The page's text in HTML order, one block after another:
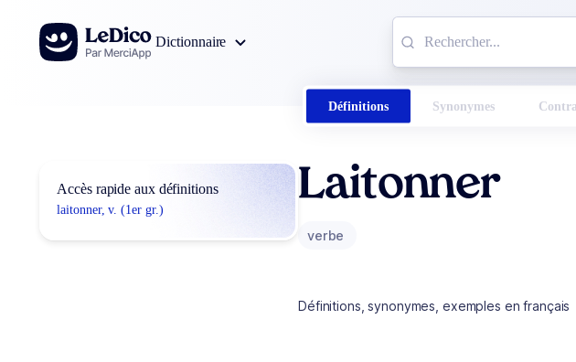
Aller au contenu
Dictionnaire
Définitions Synonymes
Accès rapide aux définitions
laitonner, v. (1er gr.)
Laitonner
verbe
Définitions, synonymes, exemples en français